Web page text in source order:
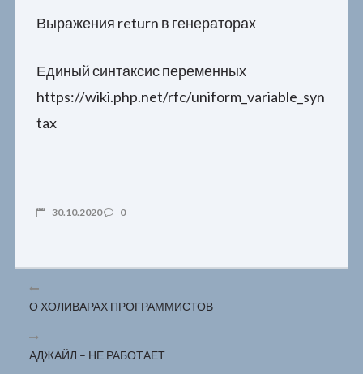
Выражения return в генераторах
Единый синтаксис переменных
https://wiki.php.net/rfc/uniform_variable_syn
tax
30.10.2020 0
О ХОЛИВАРАХ ПРОГРАММИСТОВ
АДЖАЙЛ – НЕ РАБОТАЕТ